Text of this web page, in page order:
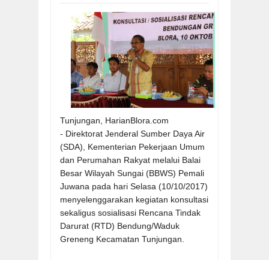
Tunjungan, HarianBlora.com
- Direktorat Jenderal Sumber Daya Air
(SDA), Kementerian Pekerjaan Umum
dan Perumahan Rakyat melalui Balai
Besar Wilayah Sungai (BBWS) Pemali
Juwana pada hari Selasa (10/10/2017)
menyelenggarakan kegiatan konsultasi
sekaligus sosialisasi Rencana Tindak
Darurat (RTD) Bendung/Waduk
Greneng Kecamatan Tunjungan.